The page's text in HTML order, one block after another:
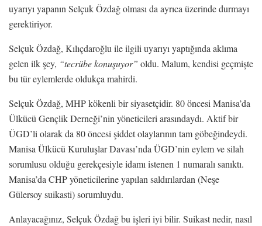
uyarıyı yapanın Selçuk Özdağ olması da ayrıca üzerinde durmayı
gerektiriyor.
Selçuk Özdağ, Kılıçdaroğlu ile ilgili uyarıyı yaptığında aklıma
gelen ilk şey, “tecrübe konuşuyor” oldu. Malum, kendisi geçmişte
bu tür eylemlerde oldukça mahirdi.
Selçuk Özdağ, MHP kökenli bir siyasetçidir. 80 öncesi Manisa’da
Ülkücü Gençlik Derneği’nin yöneticileri arasındaydı. Aktif bir
ÜGD’li olarak da 80 öncesi şiddet olaylarının tam göbeğindeydi.
Manisa Ülkücü Kuruluşlar Davası’nda ÜGD’nin eylem ve silah
sorumlusu olduğu gerekçesiyle idamı istenen 1 numaralı sanıktı.
Manisa’da CHP yöneticilerine yapılan saldırılardan (Neşe
Gülersoy suikasti) sorumluydu.
Anlayacağınız, Selçuk Özdağ bu işleri iyi bilir. Suikast nedir, nasıl